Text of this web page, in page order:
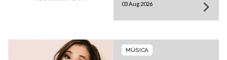
03 Aug 2026
MÚSICA